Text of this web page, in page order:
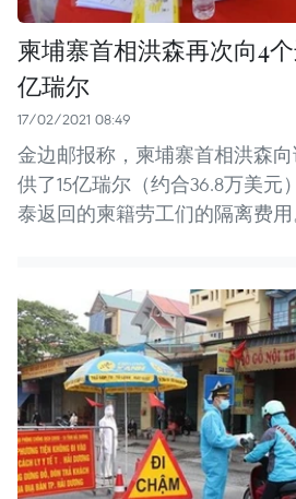
柬埔寨首相洪森再次向4
亿瑞尔
17/02/2021 08:49
金边邮报称，柬埔寨首相洪森
供了15亿瑞尔（约合36.8万美元
泰返回的柬籍劳工们的隔离费用